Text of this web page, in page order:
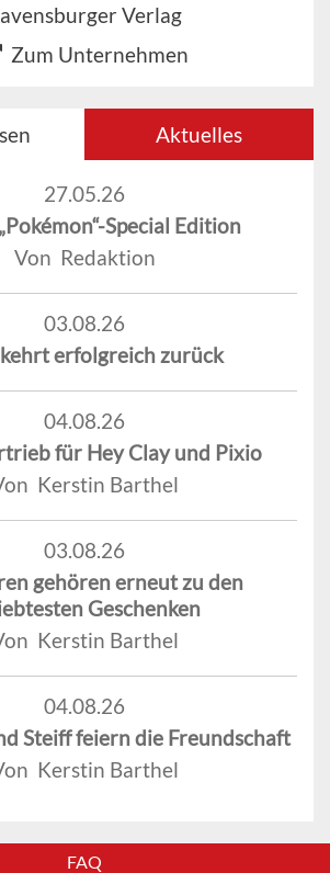
Verlag
Zum Unternehmen
Aktuelles
27.05.26
Special Edition
Von Redaktion
03.08.26
erfolgreich zurück
04.08.26
für Hey Clay und Pixio
Kerstin Barthel
03.08.26
gehören erneut zu den
Geschenken
Kerstin Barthel
04.08.26
Steiff feiern die Freundschaft
Kerstin Barthel
FAQ